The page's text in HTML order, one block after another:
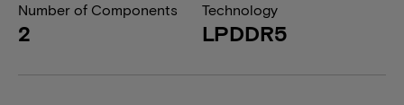
Number of Components
2
Technology
LPDDR5